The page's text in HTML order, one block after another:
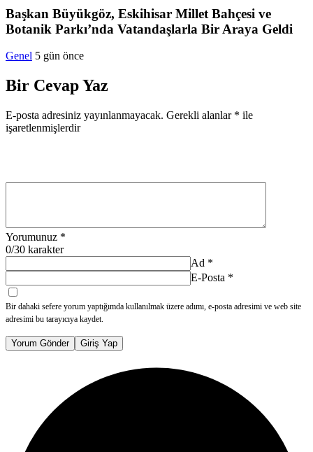
Başkan Büyükgöz, Eskihisar Millet Bahçesi ve
Botanik Parkı’nda Vatandaşlarla Bir Araya Geldi
Genel 5 gün önce
Bir Cevap Yaz
E-posta adresiniz yayınlanmayacak. Gerekli alanlar * ile
işaretlenmişlerdir
Yorumunuz *
0/30 karakter
Ad *
E-Posta *
Bir dahaki sefere yorum yaptığımda kullanılmak üzere adımı, e-posta adresimi ve web site
adresimi bu tarayıcıya kaydet.
Yorum Gönder Giriş Yap